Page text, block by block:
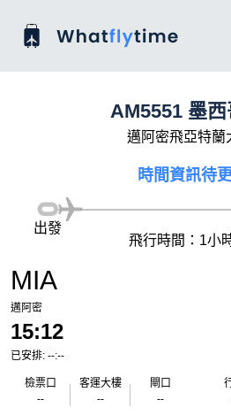
AM5551 墨
邁阿密飛亞特蘭
時間資訊待
MIA
邁阿密
15:12
已安排: --:--
檢票口
--
客運大樓
--
閘口
--
出發
飛行時間：1小